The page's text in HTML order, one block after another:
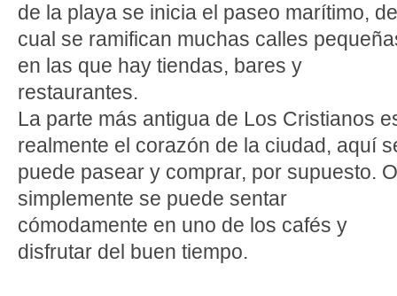
de la playa se inicia el paseo marítimo,
cual se ramifican muchas calles
en las que hay tiendas, bares y
restaurantes.
La parte más antigua de Los Cristianos
realmente el corazón de la ciudad, aquí
puede pasear y comprar, por supuesto. O
simplemente se puede sentar
cómodamente en uno de los cafés y
disfrutar del buen tiempo.